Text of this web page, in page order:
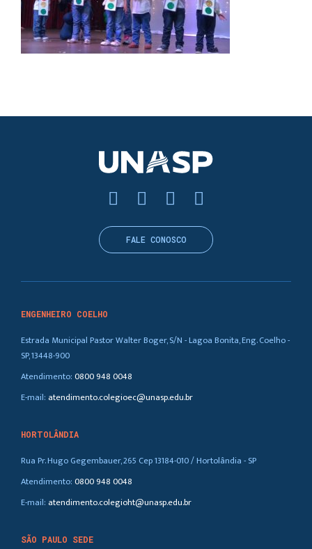
ENGENHEIRO COELHO
Estrada Municipal Pastor Walter Boger, S/N - Lagoa Bonita, Eng. Coelho -
SP, 13448-900
Atendimento:0800 948 0048
E-mail: atendimento.colegioec@unasp.edu.br
HORTOLÂNDIA
Rua Pr. Hugo Gegembauer, 265 Cep 13184-010 / Hortolândia - SP
Atendimento:0800 948 0048
E-mail: atendimento.colegioht@unasp.edu.br
SÃO PAULO SEDE
FALE CONOSCO